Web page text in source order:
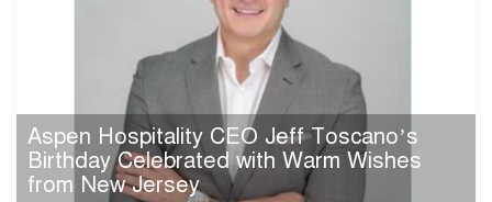
Aspen Hospitality CEO Jeff Toscano’s
Birthday Celebrated with Warm Wishes
from New Jersey